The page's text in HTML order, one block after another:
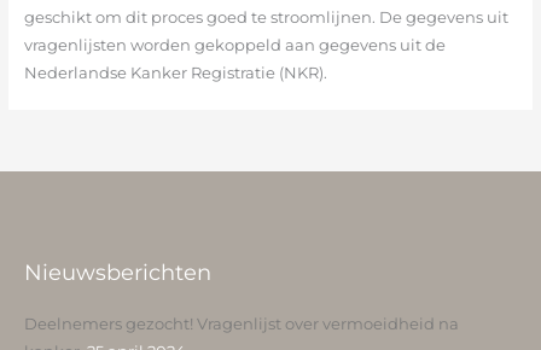
geschikt om dit proces goed te stroomlijnen. De gegevens uit
vragenlijsten worden gekoppeld aan gegevens uit de
Nederlandse Kanker Registratie (NKR).
Nieuwsberichten
Deelnemers gezocht! Vragenlijst over vermoeidheid na